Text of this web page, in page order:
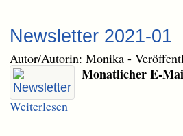
Newsletter 2021-01
Autor/Autorin: Monika -
Monatlicher E-
Weiterlesen